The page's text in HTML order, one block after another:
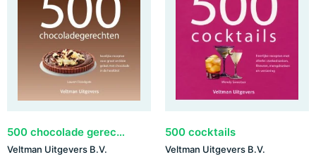
500 chocolade gerechten
Veltman Uitgevers B.V.
500 cocktails
Veltman Uitgevers B.V.